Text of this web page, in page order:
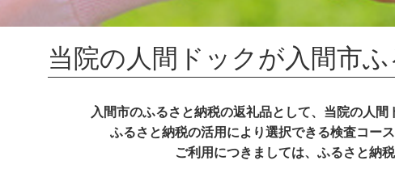
当院の人間ドックが入間市
入間市のふるさと納税の返礼品として、当院の人間
ふるさと納税の活用により選択できる検査コー
ご利用につきましては、ふるさと納